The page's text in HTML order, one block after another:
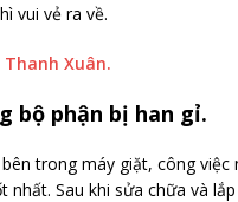
vui vẻ ra về.
Xuân.
bộ phận bị han gỉ.
trong máy giặt, công
Sau khi sửa chữa và